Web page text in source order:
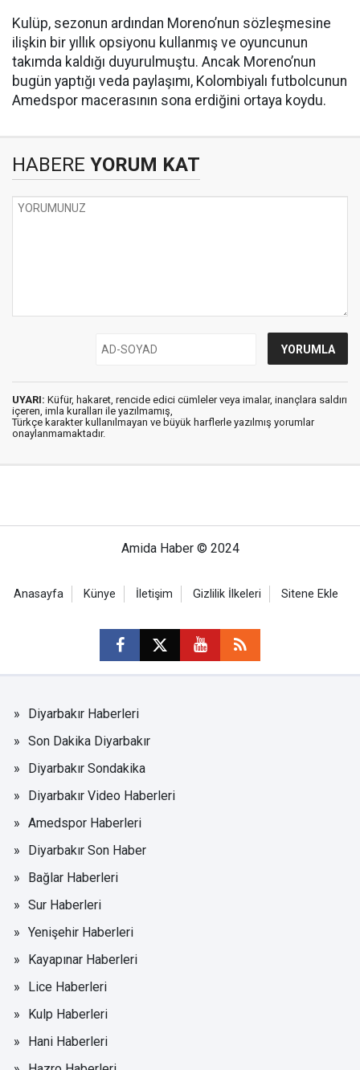
Kulüp, sezonun ardından Moreno’nun sözleşmesine
ilişkin bir yıllık opsiyonu kullanmış ve oyuncunun
takımda kaldığı duyurulmuştu. Ancak Moreno’nun
bugün yaptığı veda paylaşımı, Kolombiyalı futbolcunun
Amedspor macerasının sona erdiğini ortaya koydu.
HABERE YORUM KAT
UYARI: Küfür, hakaret, rencide edici cümleler veya imalar, inançlara saldırı
içeren, imla kuralları ile yazılmamış,
Türkçe karakter kullanılmayan ve büyük harflerle yazılmış yorumlar
onaylanmamaktadır.
Amida Haber © 2024
Anasayfa Künye İletişim Gizlilik İlkeleri Sitene Ekle
Diyarbakır Haberleri
Son Dakika Diyarbakır
Diyarbakır Sondakika
Diyarbakır Video Haberleri
Amedspor Haberleri
Diyarbakır Son Haber
Bağlar Haberleri
Sur Haberleri
Yenişehir Haberleri
Kayapınar Haberleri
Lice Haberleri
Kulp Haberleri
Hani Haberleri